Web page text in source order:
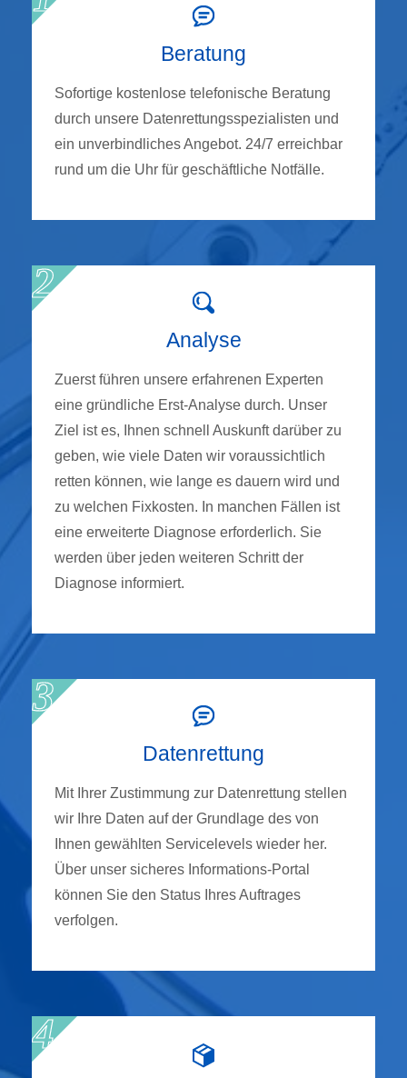
Beratung
Sofortige kostenlose telefonische Beratung
durch unsere Datenrettungsspezialisten und
ein unverbindliches Angebot. 24/7 erreichbar
rund um die Uhr für geschäftliche Notfälle.
Analyse
Zuerst führen unsere erfahrenen Experten
eine gründliche Erst-Analyse durch. Unser
Ziel ist es, Ihnen schnell Auskunft darüber zu
geben, wie viele Daten wir voraussichtlich
retten können, wie lange es dauern wird und
zu welchen Fixkosten. In manchen Fällen ist
eine erweiterte Diagnose erforderlich. Sie
werden über jeden weiteren Schritt der
Diagnose informiert.
Datenrettung
Mit Ihrer Zustimmung zur Datenrettung stellen
wir Ihre Daten auf der Grundlage des von
Ihnen gewählten Servicelevels wieder her.
Über unser sicheres Informations-Portal
können Sie den Status Ihres Auftrages
verfolgen.